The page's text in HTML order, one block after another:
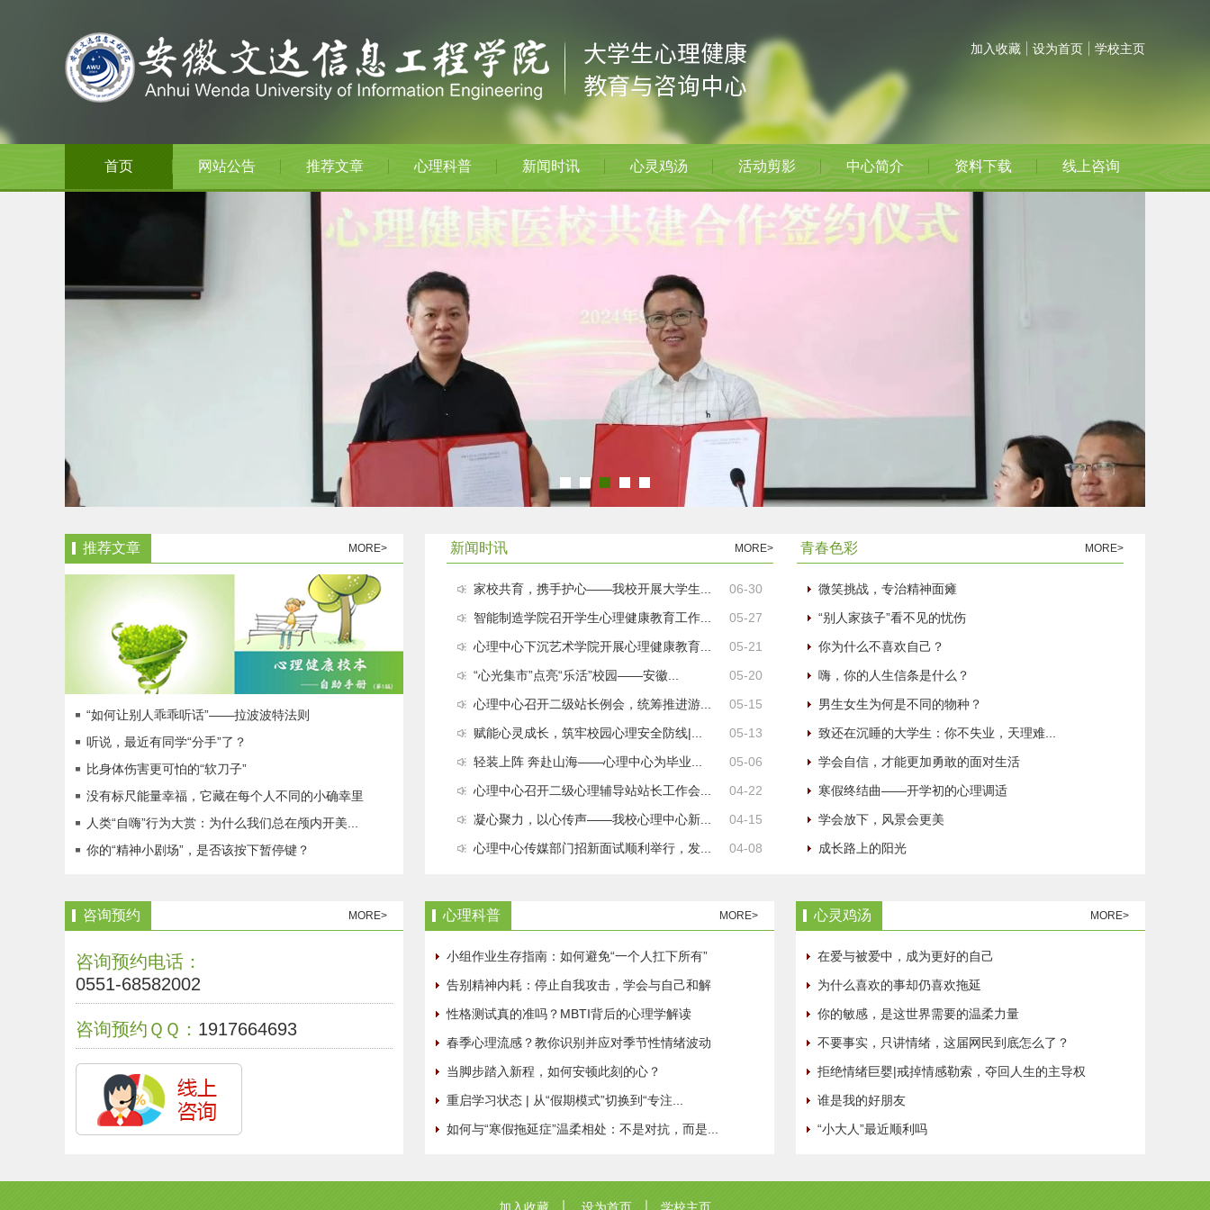
加入收藏 设为首页 学校主页
首页 网站公告 推荐文章 心理科普 新闻时讯 心灵鸡汤 活动剪影 中心简介 资料下载 线上咨询
MORE>
推荐文章
“如何让别人乖乖听话”——拉波波特法则
听说，最近有同学“分手”了？
比身体伤害更可怕的“软刀子”
没有标尺能量幸福，它藏在每个人不同的小确幸里
人类“自嗨”行为大赏：为什么我们总在颅内开美...
你的“精神小剧场”，是否该按下暂停键？
MORE>
新闻时讯
06-30
家校共育，携手护心——我校开展大学生...
05-27
智能制造学院召开学生心理健康教育工作...
05-21
心理中心下沉艺术学院开展心理健康教育...
05-20
“心光集市”点亮“乐活”校园——安徽...
05-15
心理中心召开二级站长例会，统筹推进游...
05-13
赋能心灵成长，筑牢校园心理安全防线|...
05-06
轻装上阵 奔赴山海——心理中心为毕业...
04-22
心理中心召开二级心理辅导站站长工作会...
04-15
凝心聚力，以心传声——我校心理中心新...
04-08
心理中心传媒部门招新面试顺利举行，发...
MORE>
青春色彩
微笑挑战，专治精神面瘫
“别人家孩子”看不见的忧伤
你为什么不喜欢自己？
嗨，你的人生信条是什么？
男生女生为何是不同的物种？
致还在沉睡的大学生：你不失业，天理难...
学会自信，才能更加勇敢的面对生活
寒假终结曲——开学初的心理调适
学会放下，风景会更美
成长路上的阳光
MORE>
咨询预约
咨询预约电话：
0551-68582002
咨询预约ＱＱ： 1917664693
MORE>
心理科普
小组作业生存指南：如何避免“一个人扛下所有”
告别精神内耗：停止自我攻击，学会与自己和解
性格测试真的准吗？MBTI背后的心理学解读
春季心理流感？教你识别并应对季节性情绪波动
当脚步踏入新程，如何安顿此刻的心？
重启学习状态 | 从“假期模式”切换到“专注...
如何与“寒假拖延症”温柔相处：不是对抗，而是...
MORE>
心灵鸡汤
在爱与被爱中，成为更好的自己
为什么喜欢的事却仍喜欢拖延
你的敏感，是这世界需要的温柔力量
不要事实，只讲情绪，这届网民到底怎么了？
拒绝情绪巨婴|戒掉情感勒索，夺回人生的主导权
谁是我的好朋友
“小大人”最近顺利吗